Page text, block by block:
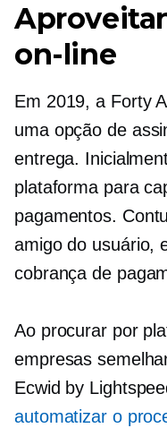
on-line
Em 2019, a Forty
uma opção de
entrega.
plataforma para
pagamentos.
amigo do usuário,
cobrança de
Ao procurar por
empresas
Ecwid by
automatizar o